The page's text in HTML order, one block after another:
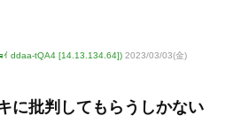
ｲ ddaa-tQA4 [14.13.134.64]) 2023/03/03(金)
に批判してもらうしかない